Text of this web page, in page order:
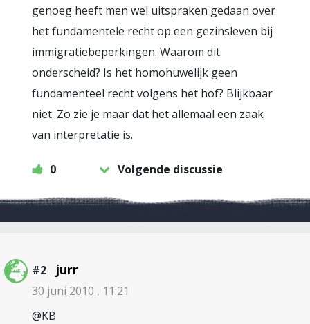
genoeg heeft men wel uitspraken gedaan over
het fundamentele recht op een gezinsleven bij
immigratiebeperkingen. Waarom dit
onderscheid? Is het homohuwelijk geen
fundamenteel recht volgens het hof? Blijkbaar
niet. Zo zie je maar dat het allemaal een zaak
van interpretatie is.
0 Volgende discussie
#2 jurr
30 juni 2010 , 11:21
@KB